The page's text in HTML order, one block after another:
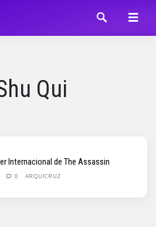
Qui
Internacional de The Assassin
0 ARQUICRUZ